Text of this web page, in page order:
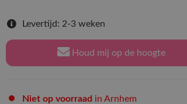
Levertijd: 2-3 weken
Houd mij op de hoogte
Niet op voorraad in Arnhem